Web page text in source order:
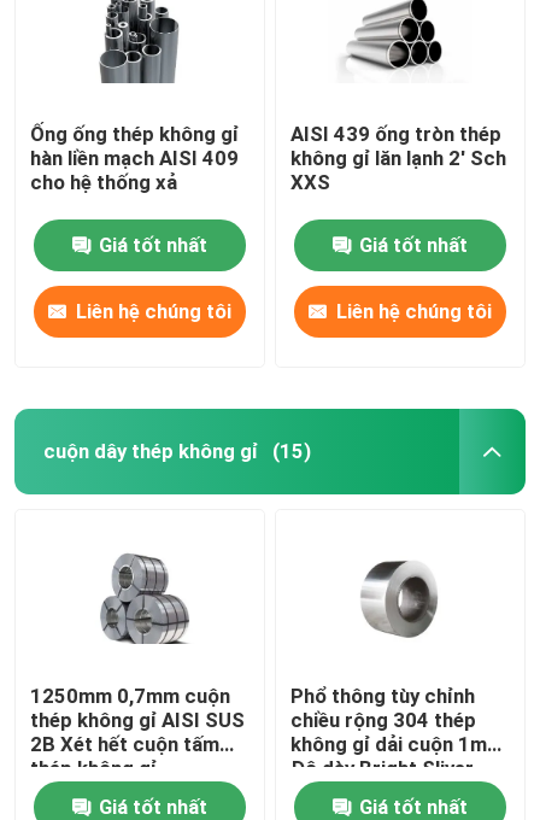
Ống ống thép không gỉ
hàn liền mạch AISI 409
cho hệ thống xả
Giá tốt nhất
Liên hệ chúng tôi
AISI 439 ống tròn thép
không gỉ lăn lạnh 2' Sch
XXS
Giá tốt nhất
Liên hệ chúng tôi
cuộn dây thép không gỉ (15)
1250mm 0,7mm cuộn
thép không gỉ AISI SUS
2B Xét hết cuộn tấm
thép không gỉ
Giá tốt nhất
Phổ thông tùy chỉnh
chiều rộng 304 thép
không gỉ dải cuộn 1mm
Độ dày Bright Sliver
AISI
Giá tốt nhất